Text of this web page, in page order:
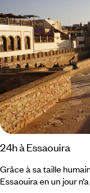
24h à Essaouira
Grâce à sa taille
Essaouira en un jour